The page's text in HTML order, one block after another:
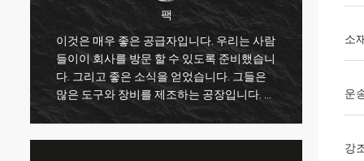
팩
이것은 매우 좋은 공급자입니다. 우리는 사람
들이이 회사를 방문 할 수 있도록 준비했습니
다. 그리고 좋은 소식을 얻었습니다. 그들은
많은 도구와 장비를 제조하는 공장입니다. 압
축기,수질 검증 기계그리고 우리가 필요로 하
나는
고 이
문의
송 정
소
운
강